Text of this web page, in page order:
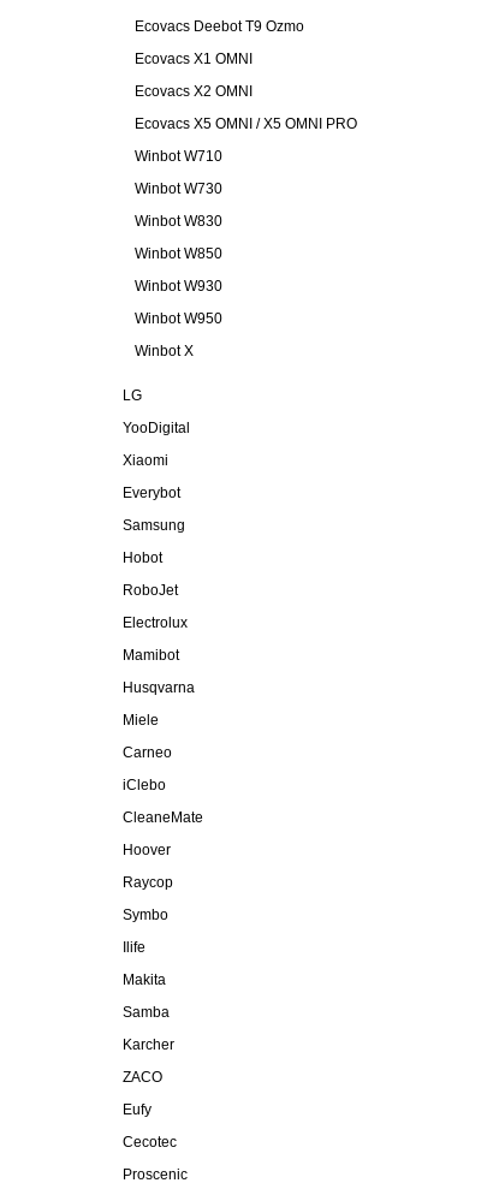
Ecovacs Deebot T9 Ozmo
Ecovacs X1 OMNI
Ecovacs X2 OMNI
Ecovacs X5 OMNI / X5 OMNI PRO
Winbot W710
Winbot W730
Winbot W830
Winbot W850
Winbot W930
Winbot W950
Winbot X
LG
YooDigital
Xiaomi
Everybot
Samsung
Hobot
RoboJet
Electrolux
Mamibot
Husqvarna
Miele
Carneo
iClebo
CleaneMate
Hoover
Raycop
Symbo
Ilife
Makita
Samba
Karcher
ZACO
Eufy
Cecotec
Proscenic